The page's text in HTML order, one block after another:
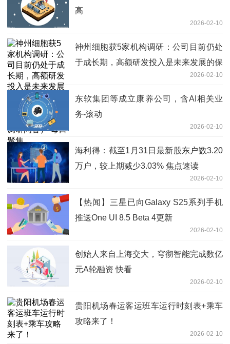
高
2026-02-10
神州细胞获5家机构调研：公司目前仍处
于成长期，高额研发投入是未来发展的保
障，这也是创新药研发企业的共同特点
（附调研问答） 每日聚焦
2026-02-10
东软集团等成立康养公司，含AI相关业
务-滚动
2026-02-10
海利得：截至1月31日最新股东户数3.20
万户，较上期减少3.03% 焦点速读
2026-02-10
【热闻】三星已向Galaxy S25系列手机
推送One UI 8.5 Beta 4更新
2026-02-10
创始人来自上海交大，穹彻智能完成数亿
元A轮融资 快看
2026-02-10
贵阳机场春运客运班车运行时刻表+乘车
攻略来了！
2026-02-10